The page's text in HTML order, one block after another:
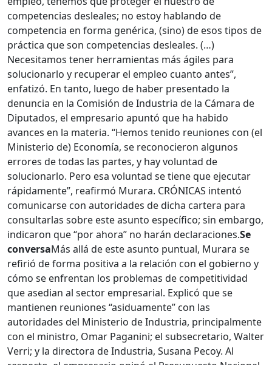
competencias desleales; no estoy hablando de
competencia en forma genérica, (sino) de esos tipos de
práctica que son competencias desleales. (…)
Necesitamos tener herramientas más ágiles para
solucionarlo y recuperar el empleo cuanto antes”,
enfatizó. En tanto, luego de haber presentado la
denuncia en la Comisión de Industria de la Cámara de
Diputados, el empresario apuntó que ha habido
avances en la materia. “Hemos tenido reuniones con (el
Ministerio de) Economía, se reconocieron algunos
errores de todas las partes, y hay voluntad de
solucionarlo. Pero esa voluntad se tiene que ejecutar
rápidamente”, reafirmó Murara. CRÓNICAS intentó
comunicarse con autoridades de dicha cartera para
consultarlas sobre este asunto específico; sin embargo,
indicaron que “por ahora” no harán declaraciones.Se
conversaMás allá de este asunto puntual, Murara se
refirió de forma positiva a la relación con el gobierno y
cómo se enfrentan los problemas de competitividad
que asedian al sector empresarial. Explicó que se
mantienen reuniones “asiduamente” con las
autoridades del Ministerio de Industria, principalmente
con el ministro, Omar Paganini; el subsecretario, Walter
Verri; y la directora de Industria, Susana Pecoy. Al